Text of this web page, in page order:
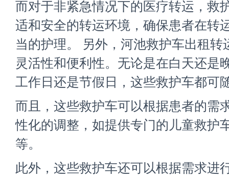
而对于非紧急情况下的医疗转运，救
适和安全的转运环境，确保患者在转
当的护理。 另外，河池救护车出租转
灵活性和便利性。无论是在白天还是
工作日还是节假日，这些救护车都可
而且，这些救护车可以根据患者的需
性化的调整，如提供专门的儿童救护
等。
此外，这些救护车还可以根据需求进